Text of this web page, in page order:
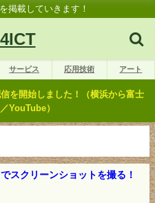
掲載していきます！
サービス 応用技術 アート
を開始しました！（横浜から富士
YouTube）
スクリーンショットを撮る！